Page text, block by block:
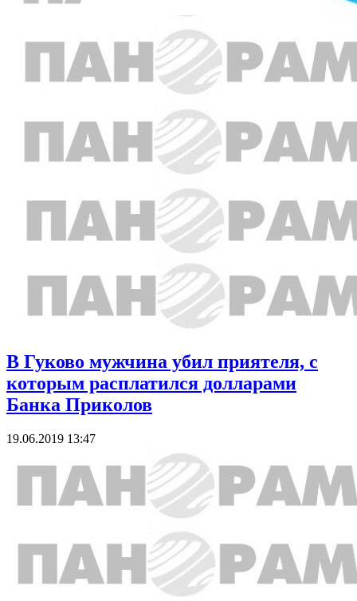
В Гуково мужчина убил приятеля, с
которым расплатился долларами
Банка Приколов
19.06.2019 13:47